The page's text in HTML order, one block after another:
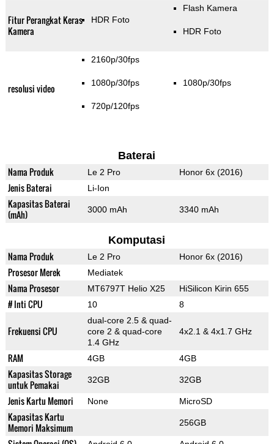
Fitur Perangkat Keras
Kamera
HDR Foto
Flash Kamera
HDR Foto
resolusi video
2160p/30fps
1080p/30fps
720p/120fps
1080p/30fps
Baterai
Nama Produk Le 2 Pro Honor 6x (2016)
Jenis Baterai Li-Ion
Kapasitas Baterai
(mAh)
3000 mAh 3340 mAh
Komputasi
Nama Produk Le 2 Pro Honor 6x (2016)
Prosesor Merek Mediatek
Nama Prosesor MT6797T Helio X25 HiSilicon Kirin 655
# Inti CPU 10 8
Frekuensi CPU
dual-core 2.5 & quad-
core 2 & quad-core
1.4 GHz
4x2.1 & 4x1.7 GHz
RAM 4GB 4GB
Kapasitas Storage
untuk Pemakai
32GB 32GB
Jenis Kartu Memori None MicroSD
Kapasitas Kartu
Memori Maksimum
256GB